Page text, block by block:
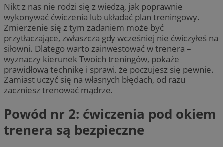
Nikt z nas nie rodzi się z wiedzą, jak poprawnie
wykonywać ćwiczenia lub układać plan treningowy.
Zmierzenie się z tym zadaniem może być
przytłaczające, zwłaszcza gdy wcześniej nie ćwiczyłeś na
siłowni. Dlatego warto zainwestować w trenera –
wyznaczy kierunek Twoich treningów, pokaże
prawidłową technikę i sprawi, że poczujesz się pewnie.
Zamiast uczyć się na własnych błędach, od razu
zaczniesz trenować mądrze.
Powód nr 2: ćwiczenia pod okiem
trenera są bezpieczne